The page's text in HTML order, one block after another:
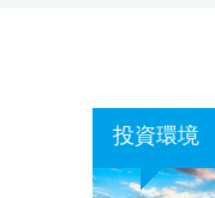
投資環境